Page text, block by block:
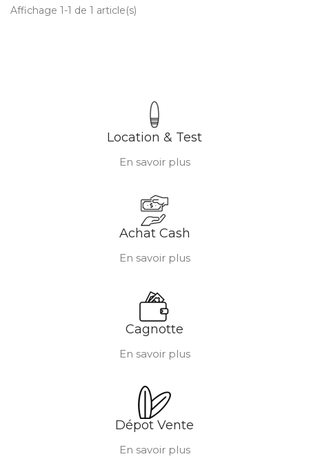
Affichage 1-1 de 1 article(s)
Location & Test
En savoir plus
Achat Cash
En savoir plus
Cagnotte
En savoir plus
Dépot Vente
En savoir plus